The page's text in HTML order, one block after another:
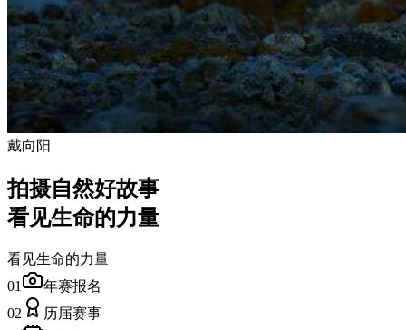
戴向阳
拍摄自然好故事
看见生命的力量
看见生命的力量
01
年赛报名
02
历届赛事